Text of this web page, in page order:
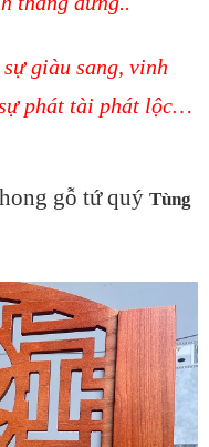
giàu sang, vinh
phát tài phát lộc…
gỗ tứ quý Tùng